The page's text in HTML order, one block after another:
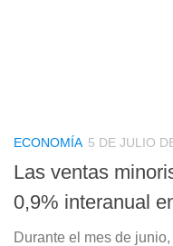
ECONOMÍA 5 DE JULIO
Las ventas
0,9% interanual
Durante el mes de